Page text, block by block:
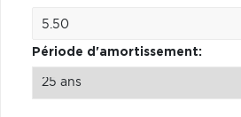
Période d'amortissement: